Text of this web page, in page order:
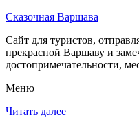
Сказочная Варшава
Сайт для туристов,
прекрасной Варшаву и
достопримечательности,
Меню
Читать далее